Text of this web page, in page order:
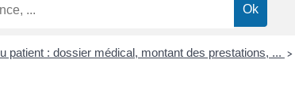
patient : dossier médical, montant des prestations, ... >